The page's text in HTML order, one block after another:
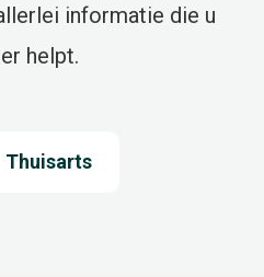
informatie die u
helpt.
Thuisarts